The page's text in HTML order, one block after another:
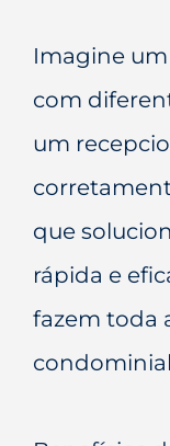
Imagine
com
um
que
rápida e
fazem toda